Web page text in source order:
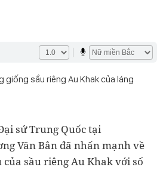
giống sầu riêng Au Khak của láng
sứ Trung Quốc tại
Văn Bân đã nhấn mạnh về
sầu riêng Au Khak với số